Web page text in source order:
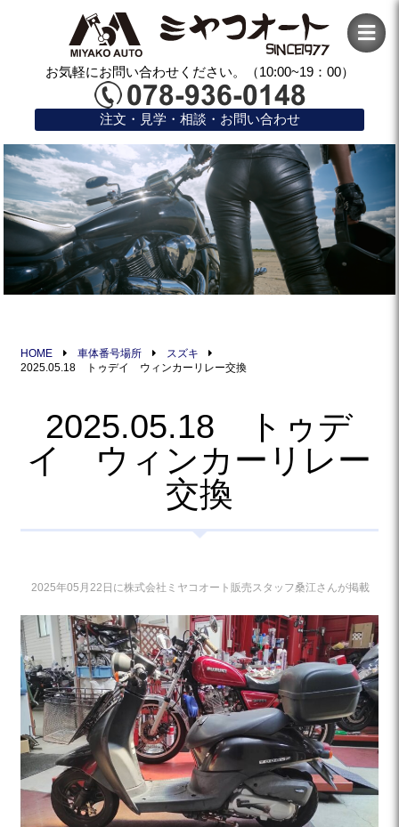
お気軽にお問い合わせください。（10:00~19：00）
注文・見学・相談・お問い合わせ
HOME 車体番号場所
スズキ
2025.05.18 トゥデイ ウィンカーリレー交換
2025.05.18 トゥデ
イ ウィンカーリレー
交換
2025年05月22日に株式会社ミヤコオート販売スタッフ桑江さんが掲載